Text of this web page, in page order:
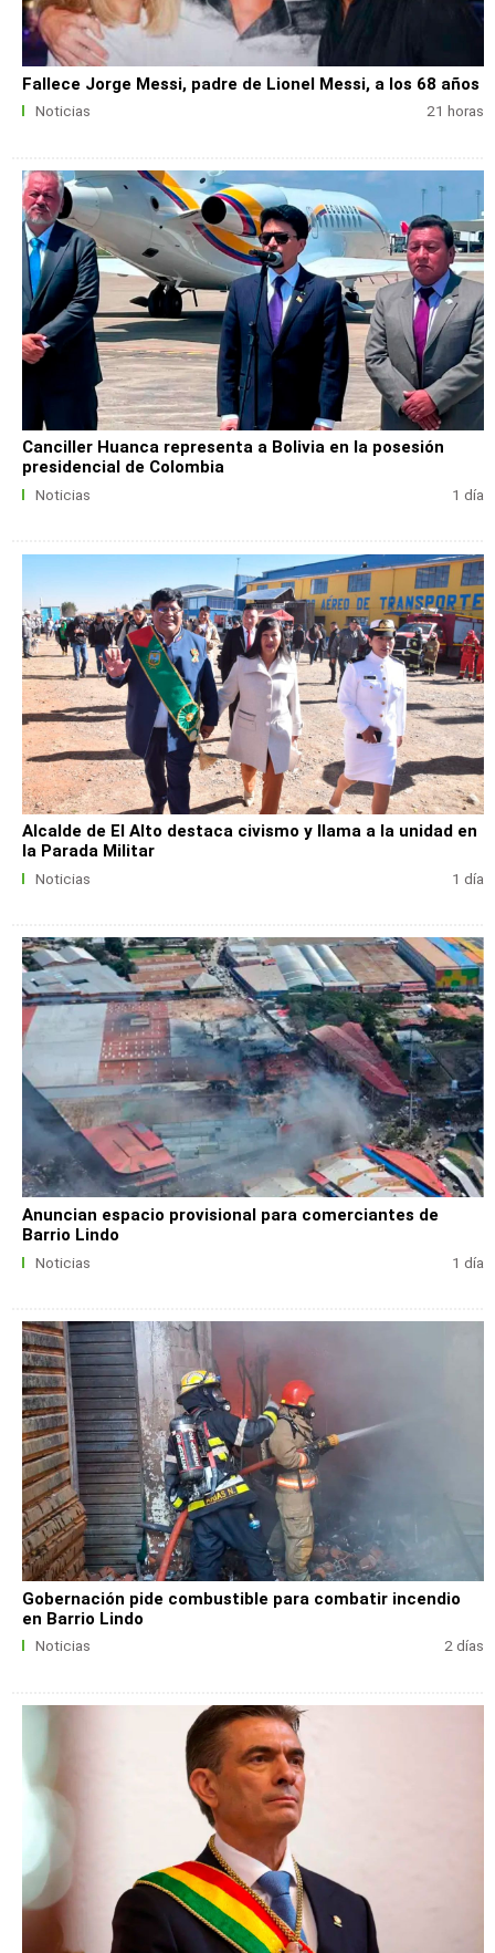
Fallece Jorge Messi, padre de Lionel Messi, a los 68 años
Noticias 21 horas
Canciller Huanca representa a Bolivia en la posesión
presidencial de Colombia
Noticias 1 día
Alcalde de El Alto destaca civismo y llama a la unidad en
la Parada Militar
Noticias 1 día
Anuncian espacio provisional para comerciantes de
Barrio Lindo
Noticias 1 día
Gobernación pide combustible para combatir incendio
en Barrio Lindo
Noticias 2 días